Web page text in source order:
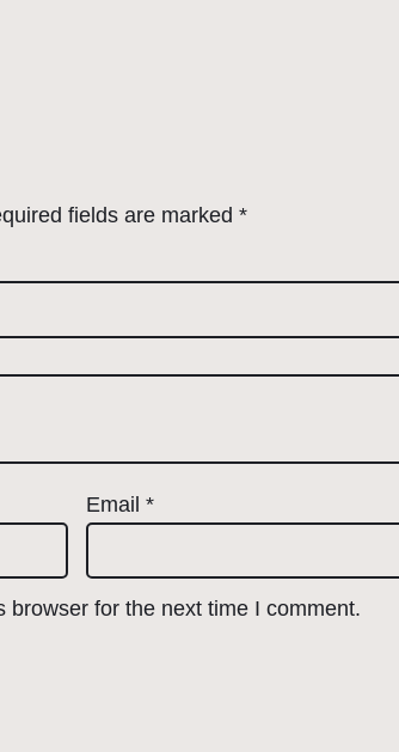
fields are marked *
Email *
for the next time I comment.